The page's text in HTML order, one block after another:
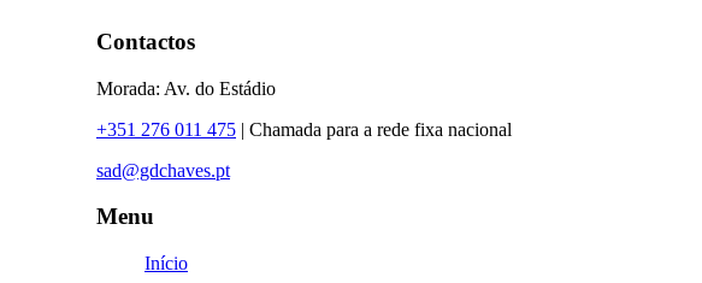
Contactos
Morada: Av. do Estádio
+351 276 011 475 | Chamada para a rede fixa nacional
sad@gdchaves.pt
Menu
Início